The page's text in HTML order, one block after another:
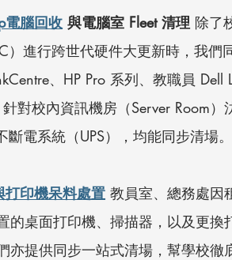
電腦回收 與電腦室 Fleet 清理 除了
進行跨世代硬件大更新時，我們
、HP Pro 系列、教職員 Dell
對校內資訊機房（Server Room）
電系統（UPS），均能同步清場。
印機呆料處置 教員室、總務處因
桌面打印機、掃描器，以及更換
提供同步一站式清場，幫學校徹